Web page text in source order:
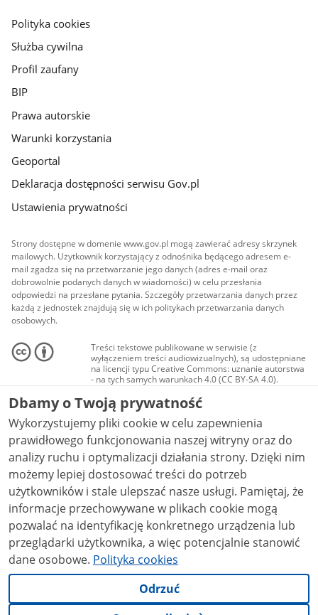
gov.pl
Polityka cookies
Służba cywilna
Profil zaufany
BIP
Prawa autorskie
Warunki korzystania
Geoportal
Deklaracja dostępności serwisu Gov.pl
Ustawienia prywatności
Strony dostępne w domenie www.gov.pl mogą zawierać adresy skrzynek
mailowych. Użytkownik korzystający z odnośnika będącego adresem e-
mail zgadza się na przetwarzanie jego danych (adres e-mail oraz
dobrowolnie podanych danych w wiadomości) w celu przesłania
odpowiedzi na przesłane pytania. Szczegóły przetwarzania danych przez
każdą z jednostek znajdują się w ich politykach przetwarzania danych
osobowych.
Treści tekstowe publikowane w serwisie (z
wyłączeniem treści audiowizualnych), są udostępniane
na licencji typu Creative Commons: uznanie autorstwa
- na tych samych warunkach 4.0 (CC BY-SA 4.0).
Materiały audiowizualne, w tym zdjęcia, materiały
audio i wideo, są udostępniane na licencji typu
Creative Commons: uznanie autorstwa użycie
niekomercyjne - bez utworów zależnych 4.0 (CC BY-
NC-ND 4.0), o ile nie jest to stwierdzone inaczej.
Dbamy o Twoją prywatność
Wykorzystujemy pliki cookie w celu zapewnienia
prawidłowego funkcjonowania naszej witryny oraz do
analizy ruchu i optymalizacji działania strony. Dzięki nim
możemy lepiej dostosować treści do potrzeb
użytkowników i stale ulepszać nasze usługi. Pamiętaj, że
informacje przechowywane w plikach cookie mogą
pozwalać na identyfikację konkretnego urządzenia lub
przeglądarki użytkownika, a więc potencjalnie stanowić
dane osobowe. Polityka cookies
Odrzuć